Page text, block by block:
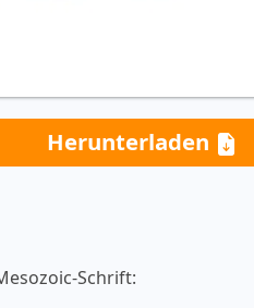
Herunterladen
Schrift: